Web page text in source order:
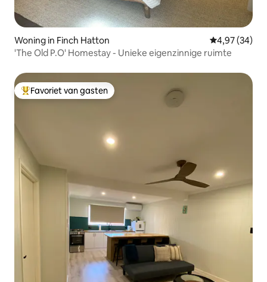
Woning in Finch Hatton Gemiddelde
4,97 (34)
'The Old P.O' Homestay - Unieke eigenzinnige ruimte
Topfavoriet van gasten
Favoriet van gasten